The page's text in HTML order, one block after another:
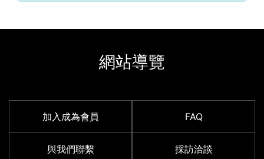
網站導覽
加入成為會員 FAQ
與我們聯繫 採訪洽談